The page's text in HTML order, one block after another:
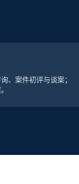
、案件初评与谈案；